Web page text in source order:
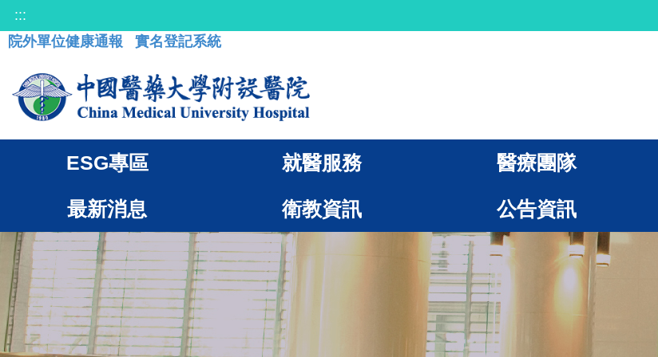
:::
院外單位健康通報
實名登記系統
ESG專區 就醫服務 醫療團隊
最新消息 衛教資訊 公告資訊